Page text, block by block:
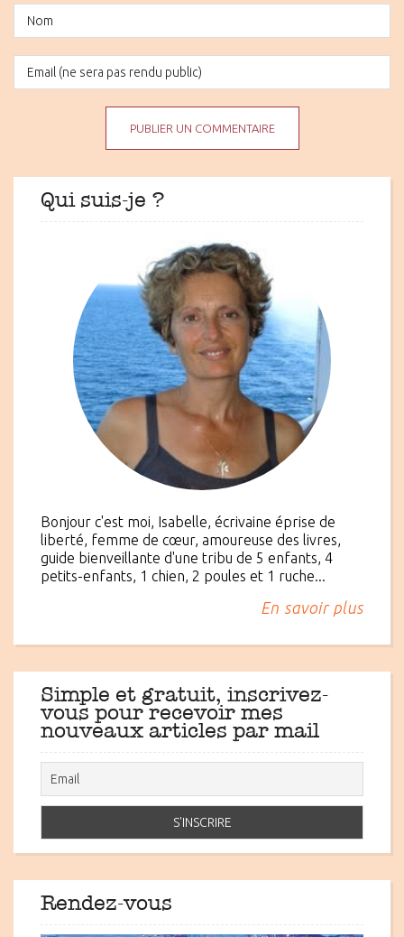
Qui suis-je ?
Bonjour c'est moi, Isabelle, écrivaine éprise de
liberté, femme de cœur, amoureuse des livres,
guide bienveillante d'une tribu de 5 enfants, 4
petits-enfants, 1 chien, 2 poules et 1 ruche...
En savoir plus
Simple et gratuit, inscrivez-
vous pour recevoir mes
nouveaux articles par mail
Rendez-vous